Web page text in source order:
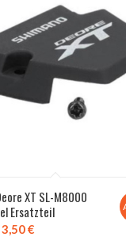
XT SL-M8000
Ersatzteil
3,50€Aktueller